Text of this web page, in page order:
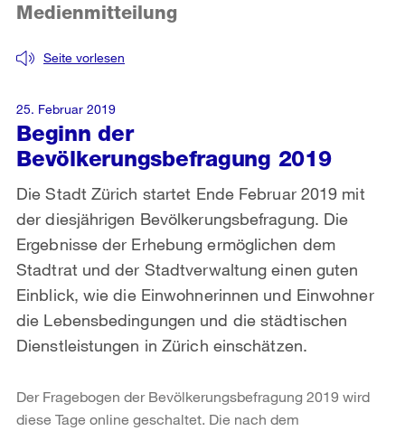
Beginn der
Bevölkerungsbefragung 2019
Seite vorlesen
Medienmitteilung
Die Stadt Zürich startet Ende Februar 2019 mit
der diesjährigen Bevölkerungsbefragung. Die
Ergebnisse der Erhebung ermöglichen dem
Stadtrat und der Stadtverwaltung einen guten
Einblick, wie die Einwohnerinnen und Einwohner
die Lebensbedingungen und die städtischen
Dienstleistungen in Zürich einschätzen.
25. Februar 2019
Der Fragebogen der Bevölkerungsbefragung 2019 wird
diese Tage online geschaltet. Die nach dem